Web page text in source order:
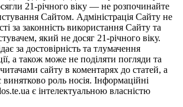
21-річного віку — не розпочинайте
Сайтом. Адміністрація Сайту не
за законність використання Сайту та
який не досяг 21-річного віку.
за достовірність та тлумачення
а також може не поділяти погляди та
сайту в коментарях до статей, а
роль носія. Інформаційні
є інтелектуальною власністю